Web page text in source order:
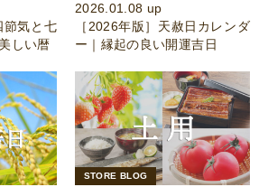
節気と七
しい暦
2026.01.08 up
［2026年版］天赦日カレンダ
ー｜縁起の良い開運吉日
STORE BLOG